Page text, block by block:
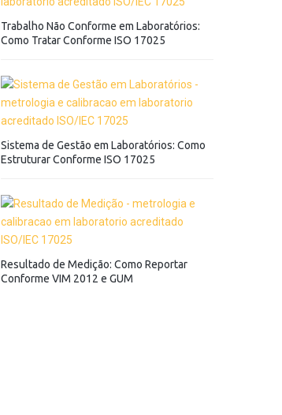
Trabalho Não Conforme em Laboratórios:
Como Tratar Conforme ISO 17025
Sistema de Gestão em Laboratórios: Como
Estruturar Conforme ISO 17025
Resultado de Medição: Como Reportar
Conforme VIM 2012 e GUM